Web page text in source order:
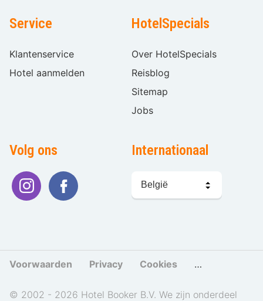
Service
Klantenservice
Hotel aanmelden
HotelSpecials
Over HotelSpecials
Reisblog
Sitemap
Jobs
Volg ons Internationaal
kiezen
Voorwaarden Privacy Cookies Cookies
© 2002 - 2026 Hotel Booker B.V. We zijn onderdeel